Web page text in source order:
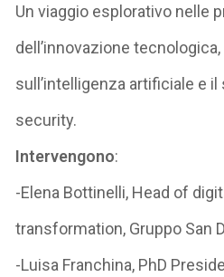
Un viaggio esplorativo nelle
dell’innovazione
sull’intelligenza artificiale e
security.
Intervengono:
-Elena Bottinelli, Head of
transformation, Gruppo San
-Luisa Franchina, PhD